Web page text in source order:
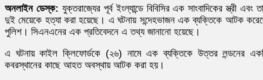
অনলাইন ডেস্ক: যুক্তরাজ্যের পূর্ব ইংল্যান্ডে বিবিসির এক সাংবাদিকের স্ত্রী এবং
দুই মেয়েকে হত্যা করা হয়েছে। এ ঘটনায় সন্দেহভাজন এক ব্যক্তিকে আটক
পুলিশ। সিএনএনের এক প্রতিবেদনে এ তথ্য জানানো হয়েছে।
এ ঘটনায় কাইল ক্লিফোর্ডকে (২৬) নামে এক ব্যক্তিকে উত্তর লন্ডনের
কবরস্থানের কাছে আহত অবস্থায় আটক করা হয়।